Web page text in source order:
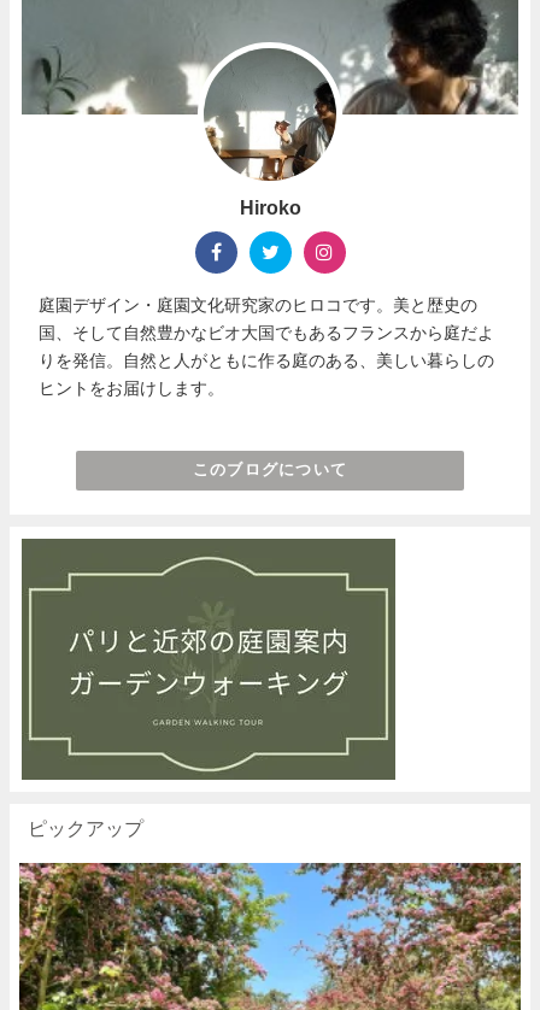
Hiroko
庭園デザイン・庭園文化研究家のヒロコです。美と歴史の
国、そして自然豊かなビオ大国でもあるフランスから庭だよ
りを発信。自然と人がともに作る庭のある、美しい暮らしの
ヒントをお届けします。
このブログについて
ピックアップ